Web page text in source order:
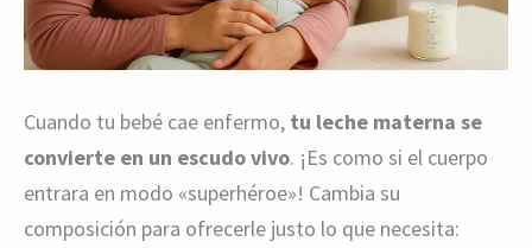
Cuando tu bebé cae enfermo, tu leche materna se
convierte en un escudo vivo. ¡Es como si el cuerpo
entrara en modo «superhéroe»! Cambia su
composición para ofrecerle justo lo que necesita: